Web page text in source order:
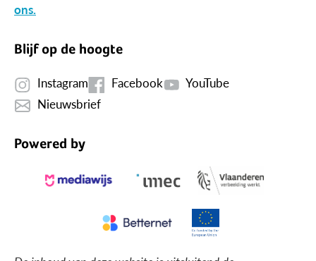
ons.
Blijf op de hoogte
Instagram Facebook
YouTube
Nieuwsbrief
Powered by